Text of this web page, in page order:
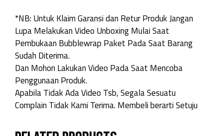
*NB: Untuk Klaim Garansi dan Retur Produk Jangan
Lupa Melakukan Video Unboxing Mulai Saat
Pembukaan Bubblewrap Paket Pada Saat Barang
Sudah Diterima.
Dan Mohon Lakukan Video Pada Saat Mencoba
Penggunaan Produk.
Apabila Tidak Ada Video Tsb, Segala Sesuatu
Complain Tidak Kami Terima. Membeli berarti Setuju